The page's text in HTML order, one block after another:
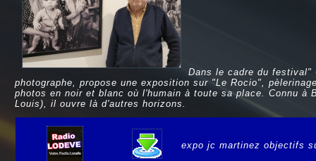
Dans le cadre du festival"
photographe, propose une exposition sur "Le Rocio",
photos en noir et blanc où l'humain à toute sa place. Connu
Louis), il ouvre là d'autres horizons.
expo jc martinez objectifs